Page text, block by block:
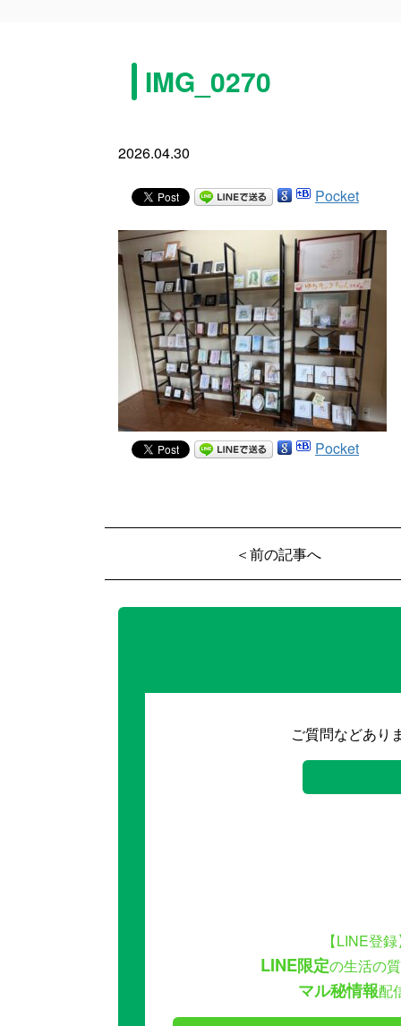
IMG_0270
2026.04.30
Pocket
Pocket
＜前の記事へ
ご質問などあり
【LINE登
LINE限定の生活の
マル秘情報配